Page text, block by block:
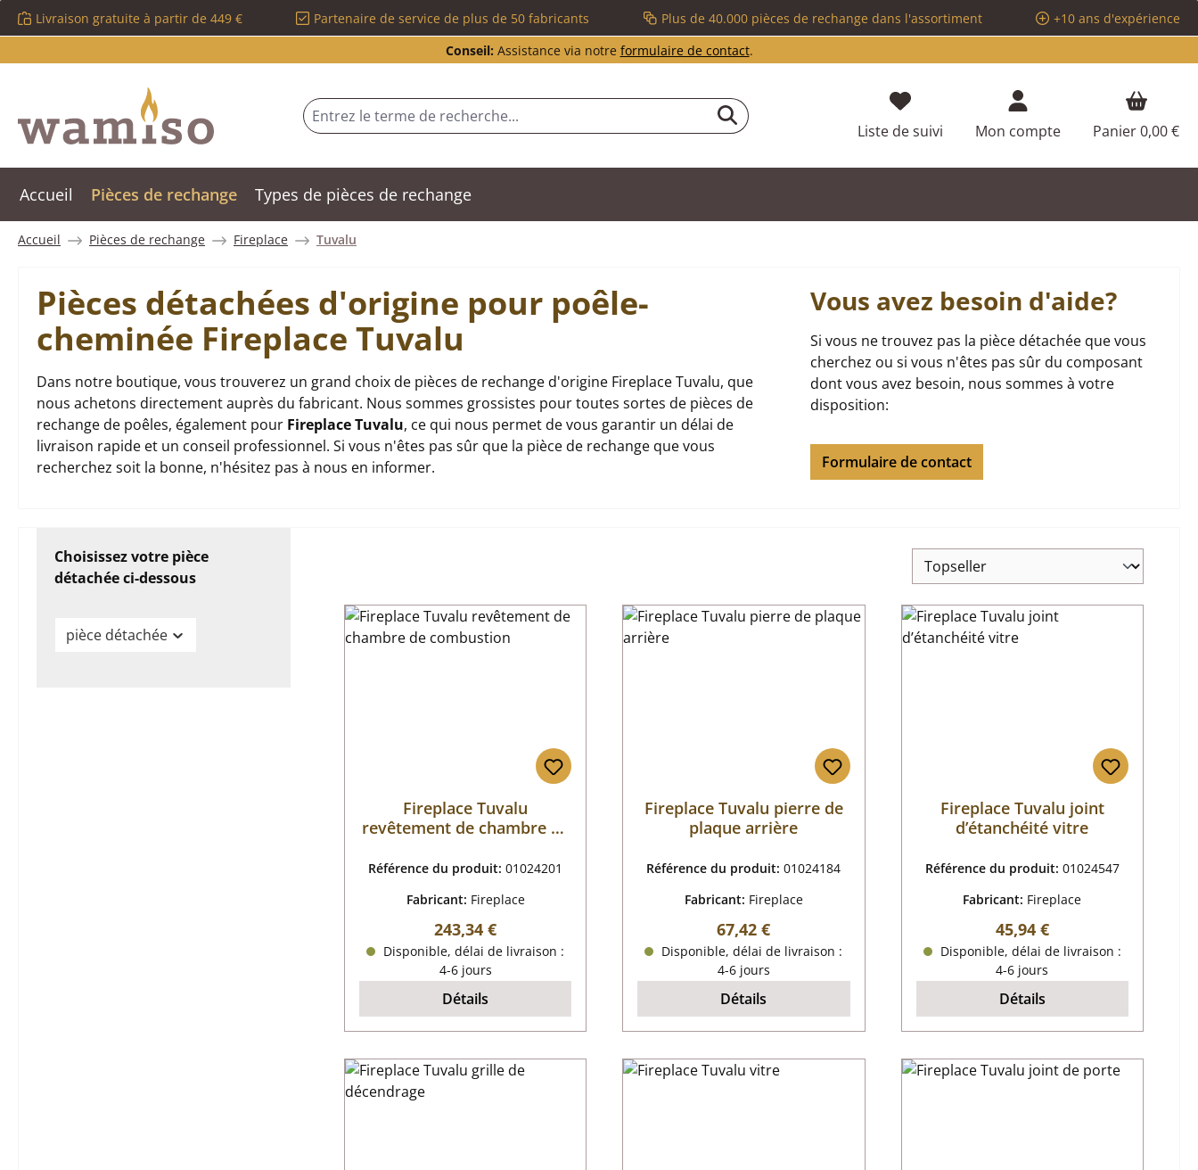
au contenu principal
Passer à la recherche
Passer à la navigation principale
Livraison gratuite à partir de 449 € Partenaire de service de plus de 50 fabricants Plus de 40.000 pièces de rechange dans l'assortiment
+10 ans d'expérience
Conseil: Assistance via notre formulaire de contact.
Liste de suivi Vous avez 0 articles dans votre liste
Mon compte Panier0,00 €
Accueil Pièces de rechange Types de pièces de rechange
Accueil Pièces de rechange Fireplace Tuvalu
Pièces détachées d'origine pour poêle-
cheminée Fireplace Tuvalu
Dans notre boutique, vous trouverez un grand choix de pièces de rechange d'origine Fireplace Tuvalu, que
nous achetons directement auprès du fabricant. Nous sommes grossistes pour toutes sortes de pièces de
rechange de poêles, également pour Fireplace Tuvalu, ce qui nous permet de vous garantir un délai de
livraison rapide et un conseil professionnel. Si vous n'êtes pas sûr que la pièce de rechange que vous
recherchez soit la bonne, n'hésitez pas à nous en informer.
Vous avez besoin d'aide?
Si vous ne trouvez pas la pièce détachée que vous
cherchez ou si vous n'êtes pas sûr du composant
dont vous avez besoin, nous sommes à votre
disposition:
Formulaire de contact
Choisissez votre pièce
détachée ci-dessous
pièce détachée
Fireplace Tuvalu
revêtement de chambre de
Référence du produit:01024201
Fabricant: Fireplace
Prix régulier :
243,34 €
Disponible, délai de livraison :
4-6 jours
Détails
Fireplace Tuvalu pierre de
plaque arrière
Référence du produit:01024184
Fabricant: Fireplace
Prix régulier :
67,42 €
Disponible, délai de livraison :
4-6 jours
Détails
Fireplace Tuvalu joint
d’étanchéité vitre
Référence du produit: 01024547
Fabricant: Fireplace
Prix régulier :
45,94 €
Disponible, délai de livraison :
4-6 jours
Détails